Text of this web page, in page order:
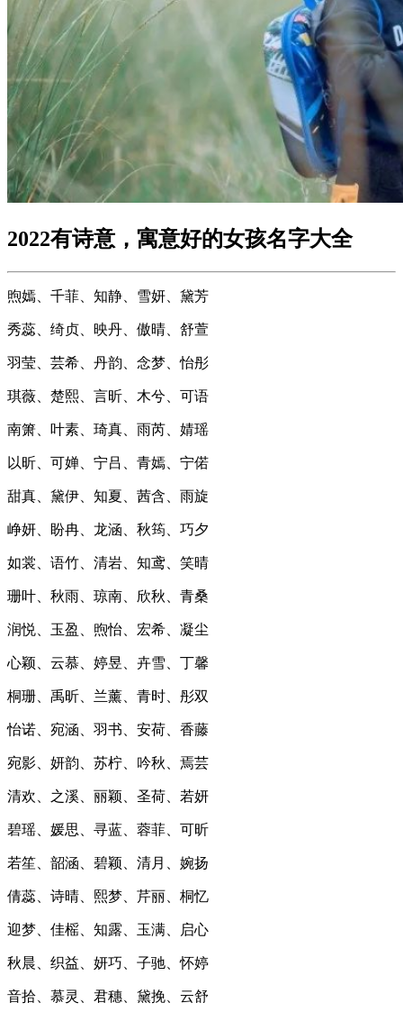
2022有诗意，寓意好的女孩名字大全
煦嫣、千菲、知静、雪妍、黛芳
秀蕊、绮贞、映丹、傲晴、舒萱
羽莹、芸希、丹韵、念梦、怡彤
琪薇、楚熙、言昕、木兮、可语
南箫、叶素、琦真、雨芮、婧瑶
以昕、可婵、宁吕、青嫣、宁偌
甜真、黛伊、知夏、茜含、雨旋
峥妍、盼冉、龙涵、秋筠、巧夕
如裳、语竹、清岩、知鸢、笑晴
珊叶、秋雨、琼南、欣秋、青桑
润悦、玉盈、煦怡、宏希、凝尘
心颖、云慕、婷昱、卉雪、丁馨
桐珊、禹昕、兰薰、青时、彤双
怡诺、宛涵、羽书、安荷、香藤
宛影、妍韵、苏柠、吟秋、焉芸
清欢、之溪、丽颖、圣荷、若妍
碧瑶、媛思、寻蓝、蓉菲、可昕
若笙、韶涵、碧颖、清月、婉扬
倩蕊、诗晴、熙梦、芹丽、桐忆
迎梦、佳榣、知露、玉满、启心
秋晨、织益、妍巧、子驰、怀婷
音拾、慕灵、君穗、黛挽、云舒